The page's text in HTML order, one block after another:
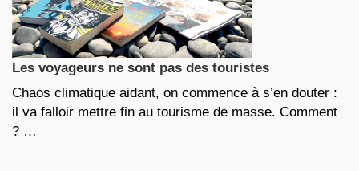
Les voyageurs ne sont pas des touristes
Chaos climatique aidant, on commence à s’en douter :
il va falloir mettre fin au tourisme de masse. Comment
? …